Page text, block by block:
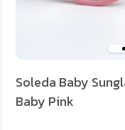
Soleda Baby
Baby Pink